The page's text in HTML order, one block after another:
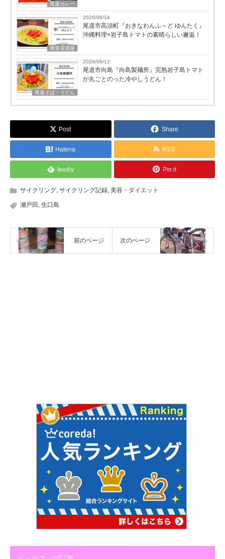
尾道カレー
尾道居酒屋
2026/06/14
尾道市高須町『おきなわんふ～ど ゆんたく』
沖縄料理×岩子島トマトの素晴らしい邂逅！
尾道そば・うどん
2026/06/12
尾道市向島『向島製麺所』完熟岩子島トマト
が丸ごとのった冷やしうどん！
Post Share
Hatena RSS
feedly Pin it
サイクリング サイクリング記録 美容・ダイエット
瀬戸田 生口島
前のページ 次のページ